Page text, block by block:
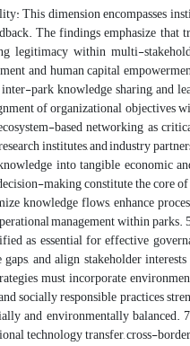
This dimension encompasses
The findings emphasize that
legitimacy within multi-
and human capital
park knowledge sharing, and
of organizational objectives
based networking as
institutes, and industry
into tangible economic
making constitute the
knowledge flows, enhance
management within
as essential for effective
and align stakeholder
must incorporate
socially responsible practices
and environmentally
technology transfer, cross-